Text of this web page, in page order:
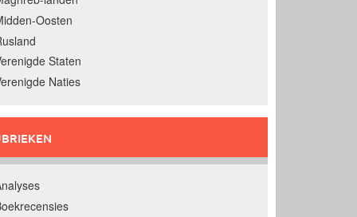
Oosten
Staten
Naties